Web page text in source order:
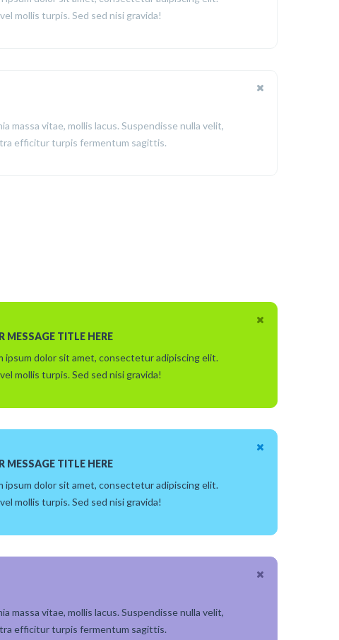
mollis turpis. Sed sed nisi gravida!
massa vitae, mollis lacus. Suspendisse nulla velit,
efficitur turpis fermentum sagittis.
MESSAGE TITLE HERE
ipsum dolor sit amet, consectetur adipiscing elit.
mollis turpis. Sed sed nisi gravida!
MESSAGE TITLE HERE
ipsum dolor sit amet, consectetur adipiscing elit.
mollis turpis. Sed sed nisi gravida!
massa vitae, mollis lacus. Suspendisse nulla velit,
efficitur turpis fermentum sagittis.